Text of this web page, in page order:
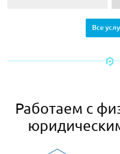
Все
Работаем с